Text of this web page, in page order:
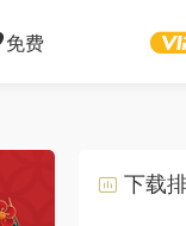
免费
下载